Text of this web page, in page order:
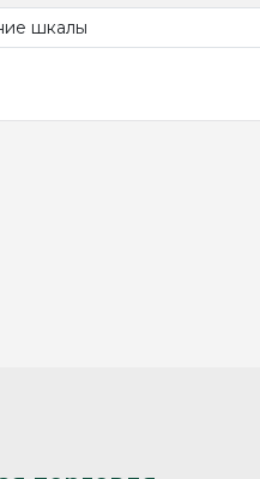
шкалы